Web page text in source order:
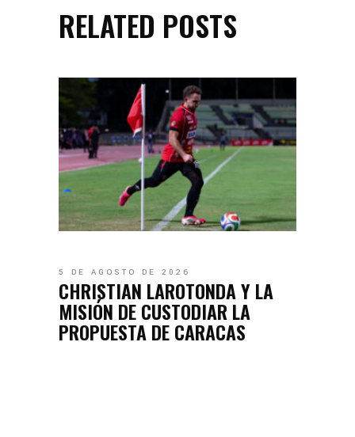
RELATED POSTS
5 DE AGOSTO DE 2026
CHRISTIAN LAROTONDA Y LA
MISIÓN DE CUSTODIAR LA
PROPUESTA DE CARACAS